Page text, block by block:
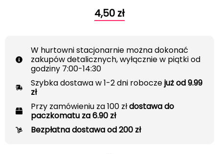
4,50 zł
W hurtowni stacjonarnie można dokonać
zakupów detalicznych, wyłącznie w piątki od
godziny 7:00-14:30
Szybka dostawa w 1-2 dni roboczejuż od 9.99
zł
Przy zamówieniu za 100 złdostawa do
paczkomatu za 6.90 zł
Bezpłatna dostawa od 200 zł